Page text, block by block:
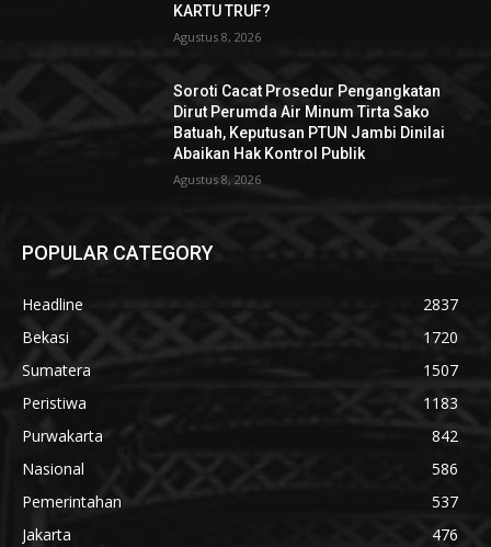
KARTU TRUF?
Agustus 8, 2026
Soroti Cacat Prosedur Pengangkatan
Dirut Perumda Air Minum Tirta Sako
Batuah, Keputusan PTUN Jambi Dinilai
Abaikan Hak Kontrol Publik
Agustus 8, 2026
POPULAR CATEGORY
Headline
2837
Bekasi
1720
Sumatera
1507
Peristiwa
1183
Purwakarta
842
Nasional
586
Pemerintahan
537
Jakarta
476